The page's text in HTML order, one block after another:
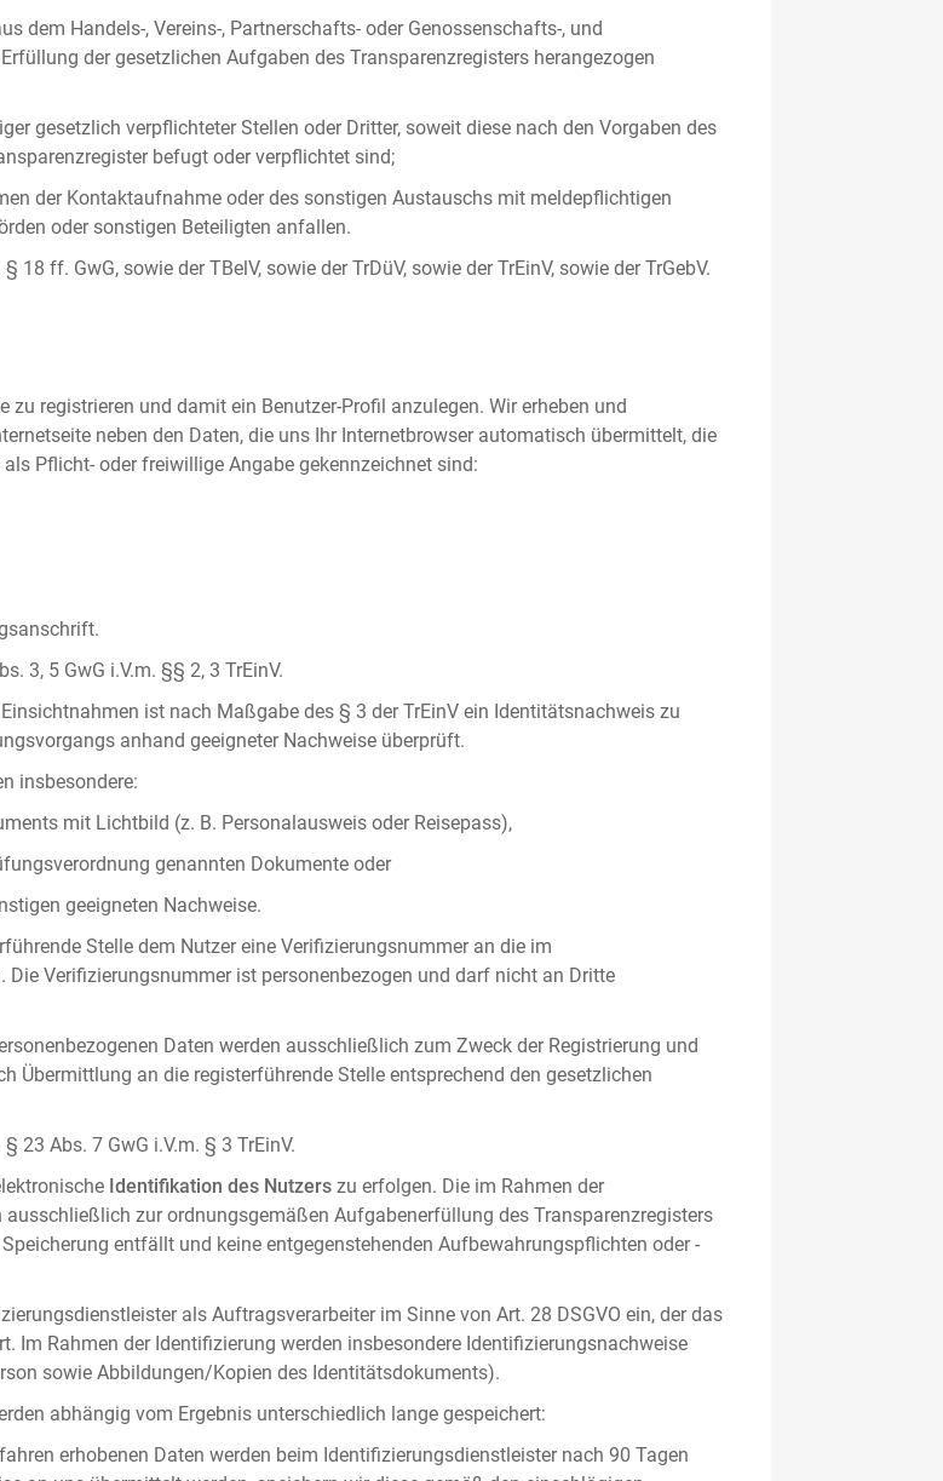
dem Handels-, Vereins-, Partnerschafts- oder Genossenschafts-, und
der gesetzlichen Aufgaben des Transparenzregisters herangezogen
gesetzlich verpflichteter Stellen oder Dritter, soweit diese nach den Vorgaben des
befugt oder verpflichtet sind;
der Kontaktaufnahme oder des sonstigen Austauschs mit meldepflichtigen
oder sonstigen Beteiligten anfallen.
18 ff. GwG, sowie der TBelV, sowie der TrDüV, sowie der TrEinV, sowie der TrGebV.
registrieren und damit ein Benutzer-Profil anzulegen. Wir erheben und
neben den Daten, die uns Ihr Internetbrowser automatisch übermittelt, die
Pflicht- oder freiwillige Angabe gekennzeichnet sind:
3, 5 GwG i.V.m. §§ 2, 3 TrEinV.
ist nach Maßgabe des § 3 der TrEinV ein Identitätsnachweis zu
anhand geeigneter Nachweise überprüft.
insbesondere:
mit Lichtbild (z. B. Personalausweis oder Reisepass),
genannten Dokumente oder
geeigneten Nachweise.
Stelle dem Nutzer eine Verifizierungsnummer an die im
Verifizierungsnummer ist personenbezogen und darf nicht an Dritte
Daten werden ausschließlich zum Zweck der Registrierung und
Übermittlung an die registerführende Stelle entsprechend den gesetzlichen
23 Abs. 7 GwG i.V.m. § 3 TrEinV.
Identifikation des Nutzers zu erfolgen. Die im Rahmen der
zur ordnungsgemäßen Aufgabenerfüllung des Transparenzregisters
entfällt und keine entgegenstehenden Aufbewahrungspflichten oder -
als Auftragsverarbeiter im Sinne von Art. 28 DSGVO ein, der das
Im Rahmen der Identifizierung werden insbesondere Identifizierungsnachweise
sowie Abbildungen/Kopien des Identitätsdokuments).
abhängig vom Ergebnis unterschiedlich lange gespeichert:
erhobenen Daten werden beim Identifizierungsdienstleister nach 90 Tagen